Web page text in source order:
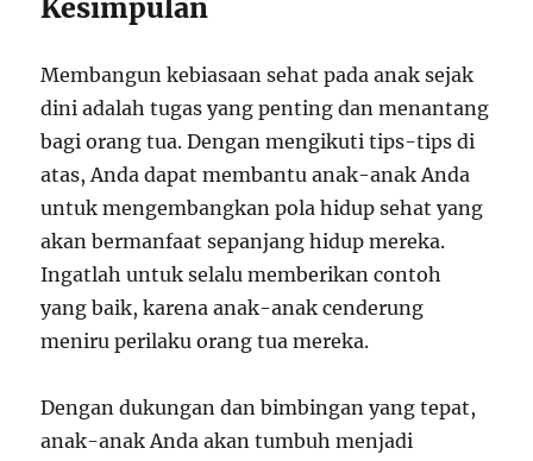
Kesimpulan
Membangun kebiasaan sehat pada anak sejak
dini adalah tugas yang penting dan menantang
bagi orang tua. Dengan mengikuti tips-tips di
atas, Anda dapat membantu anak-anak Anda
untuk mengembangkan pola hidup sehat yang
akan bermanfaat sepanjang hidup mereka.
Ingatlah untuk selalu memberikan contoh
yang baik, karena anak-anak cenderung
meniru perilaku orang tua mereka.
Dengan dukungan dan bimbingan yang tepat,
anak-anak Anda akan tumbuh menjadi